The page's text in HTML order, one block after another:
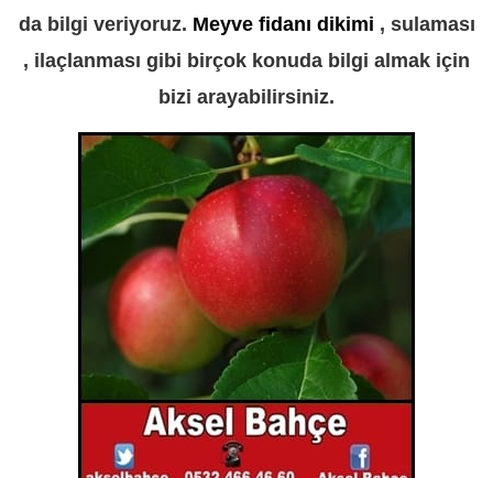
da bilgi veriyoruz. Meyve fidanı dikimi , sulaması
, ilaçlanması gibi birçok konuda bilgi almak için
bizi arayabilirsiniz.